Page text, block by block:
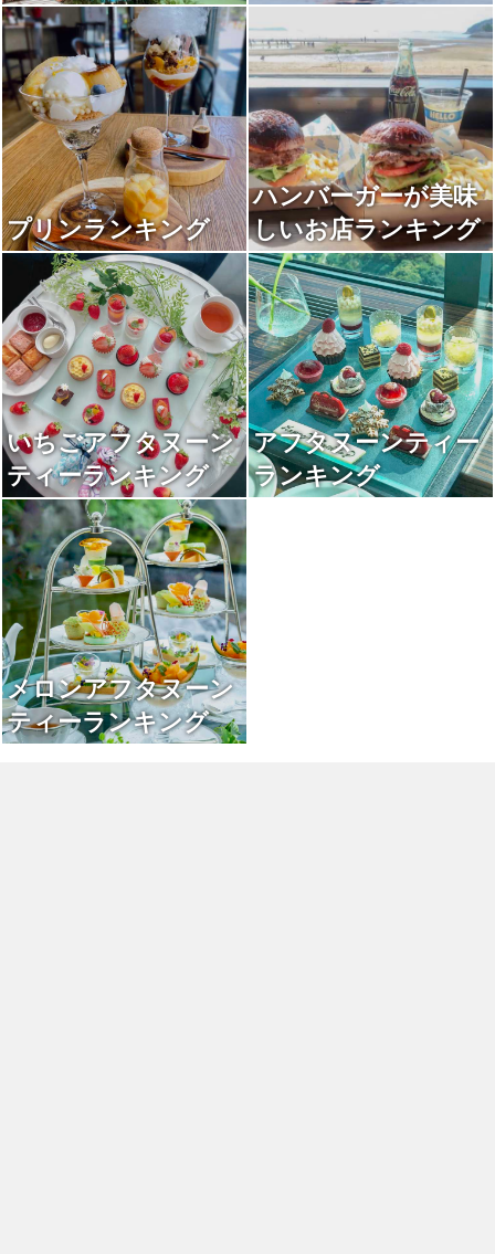
キング
プリンランキング
ハンバーガーが美味
しいお店ランキング
いちごアフタヌーン
ティーランキング
アフタヌーンティー
ランキング
メロンアフタヌーン
ティーランキング